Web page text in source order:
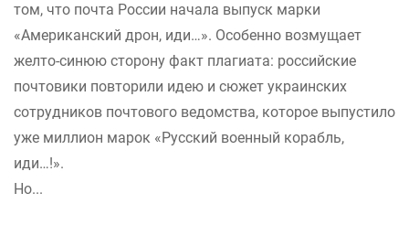
том, что почта России начала выпуск марки
«Американский дрон, иди…». Особенно возмущает
желто-синюю сторону факт плагиата: российские
почтовики повторили идею и сюжет украинских
сотрудников почтового ведомства, которое выпустило
уже миллион марок «Русский военный корабль,
иди…!».
Но...